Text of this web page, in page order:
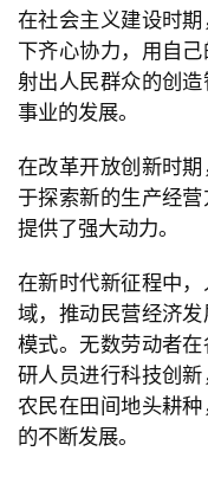
在社会主义建设时
下齐心协力，用自
射出人民群众的创
事业的发展。
在改革开放创新时
于探索新的生产经
提供了强大动力。
在新时代新征程中
域，推动民营经济
模式。无数劳动者
研人员进行科技创
农民在田间地头耕
的不断发展。